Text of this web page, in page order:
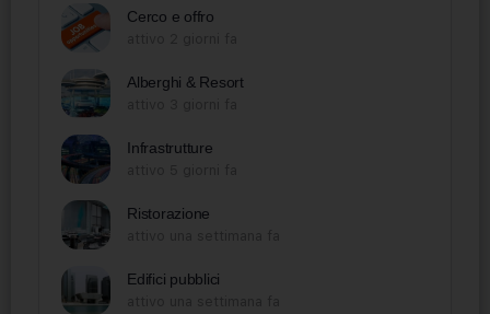
Cerco e offro
Alberghi & Resort
Infrastrutture
Ristorazione
Edifici pubblici